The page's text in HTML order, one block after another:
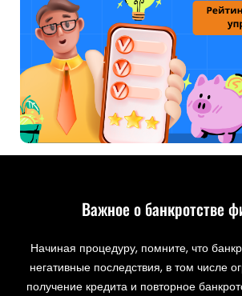
Важное о банкротстве
Начиная процедуру, помните, что
негативные последствия, в том числе
получение кредита и повторное